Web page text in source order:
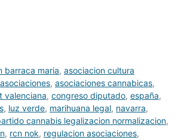
barraca maria, asociacion cultura
asociaciones, asociaciones cannabicas,
valenciana, congreso diputado, españa,
, luz verde, marihuana legal, navarra,
cannabis legalizacion normalizacion,
, rcn nok, regulacion asociaciones,